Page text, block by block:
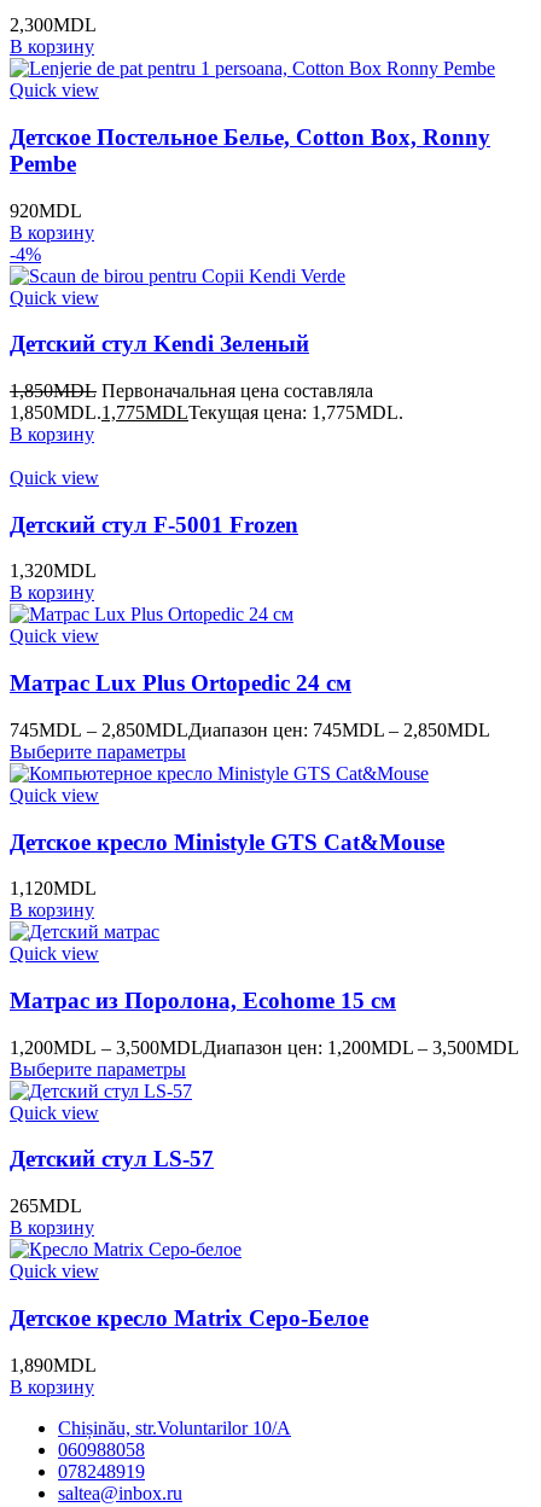
2,300MDL
В корзину
Quick view
Детское Постельное Белье, Cotton Box, Ronny
Pembe
920MDL
В корзину
-4%
Quick view
Детский стул Kendi Зеленый
1,850MDL Первоначальная цена составляла
1,850MDL.1,775MDLТекущая цена: 1,775MDL.
В корзину
Quick view
Детский стул F-5001 Frozen
1,320MDL
В корзину
Quick view
Матрас Lux Plus Ortopedic 24 см
745MDL – 2,850MDLДиапазон цен: 745MDL – 2,850MDL
Выберите параметры
Quick view
Детское кресло Ministyle GTS Cat&Mouse
1,120MDL
В корзину
Quick view
Матрас из Поролона, Ecohome 15 см
1,200MDL – 3,500MDLДиапазон цен: 1,200MDL – 3,500MDL
Выберите параметры
Quick view
Детский стул LS-57
265MDL
В корзину
Quick view
Детское кресло Matrix Серо-Белое
1,890MDL
В корзину
Chișinău, str.Voluntarilor 10/A
060988058
078248919
saltea@inbox.ru